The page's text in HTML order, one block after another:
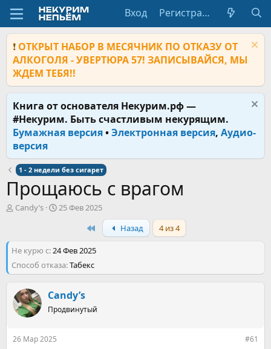
Вход Регистрация
❗ ОТКРЫТ НАБОР В МЕСЯЧНИК ПО ОТКАЗУ ОТ
АЛКОГОЛЯ - УВЕРТЮРА 57! ЗАПИСЫВАЙСЯ, МЫ
ЖДЕМ ТЕБЯ!!
Книга от основателя Некурим.рф —
#Некурим. Быть счастливым некурящим.
Бумажная версия•Электронная версия, Аудио-
версия
1 - 2 недели без сигарет
Прощаюсь с врагом
А
р
т
е
ы
Candy’s
Д
н
а
ч
л
25 Фев 2025
Назад 4 из 4
Не курю с 24 Фев 2025
Способ отказа Табекс
Candy’s
Продвинутый
26 Мар 2025 #61